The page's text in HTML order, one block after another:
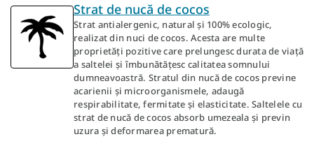
Strat de nucă de cocos
Strat antialergenic, natural și 100% ecologic,
realizat din nuci de cocos. Acesta are multe
proprietăți pozitive care prelungesc durata de viață
a saltelei și îmbunătățesc calitatea somnului
dumneavoastră. Stratul din nucă de cocos previne
acarienii și microorganismele, adaugă
respirabilitate, fermitate și elasticitate. Saltelele cu
strat de nucă de cocos absorb umezeala și previn
uzura și deformarea prematură.